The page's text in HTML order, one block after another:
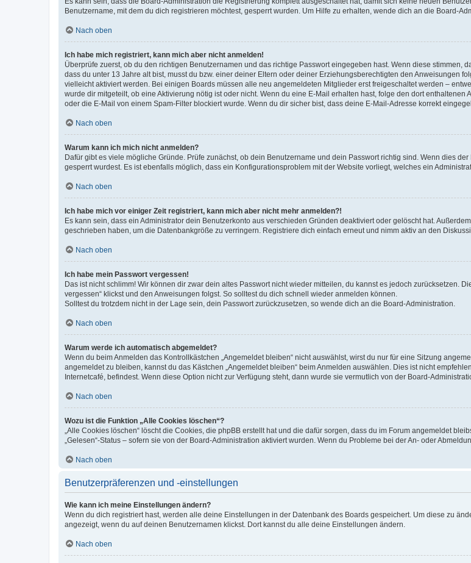
Benutzername, mit dem du dich registrieren möchtest, gesperrt wurden. Um Hilfe zu erhalten, wende dich an die Board-
Nach oben
Ich habe mich registriert, kann mich aber nicht anmelden!
Überprüfe zuerst, ob du den richtigen Benutzernamen und das richtige Passwort eingegeben hast. Wenn diese stimmen,
dass du unter 13 Jahre alt bist, musst du bzw. einer deiner Eltern oder deiner Erziehungsberechtigten den Anweisungen
vielleicht aktiviert werden. Bei einigen Boards müssen alle neu angemeldeten Mitglieder erst freigeschaltet werden –
wurde dir mitgeteilt, ob eine Aktivierung nötig ist oder nicht. Wenn du eine E-Mail erhalten hast, folge den dort
oder die E-Mail von einem Spam-Filter blockiert wurde. Wenn du dir sicher bist, dass deine E-Mail-Adresse korrekt
Nach oben
Warum kann ich mich nicht anmelden?
Dafür gibt es viele mögliche Gründe. Prüfe zunächst, ob dein Benutzername und dein Passwort richtig sind. Wenn dies
gesperrt wurdest. Es ist ebenfalls möglich, dass ein Konfigurationsproblem mit der Website vorliegt, welches ein
Nach oben
Ich habe mich vor einiger Zeit registriert, kann mich aber nicht mehr anmelden?!
Es kann sein, dass ein Administrator dein Benutzerkonto aus verschieden Gründen deaktiviert oder gelöscht hat.
geschrieben haben, um die Datenbankgröße zu verringern. Registriere dich einfach erneut und nimm aktiv an den
Nach oben
Ich habe mein Passwort vergessen!
Das ist nicht schlimm! Wir können dir zwar dein altes Passwort nicht wieder mitteilen, du kannst es jedoch zurücksetzen.
vergessen“ klickst und den Anweisungen folgst. So solltest du dich schnell wieder anmelden können.
Solltest du trotzdem nicht in der Lage sein, dein Passwort zurückzusetzen, so wende dich an die Board-Administration.
Nach oben
Warum werde ich automatisch abgemeldet?
Wenn du beim Anmelden das Kontrollkästchen „Angemeldet bleiben“ nicht auswählst, wirst du nur für eine Sitzung
angemeldet zu bleiben, kannst du das Kästchen „Angemeldet bleiben“ beim Anmelden auswählen. Dies ist nicht
Internetcafé, befindest. Wenn diese Option nicht zur Verfügung steht, dann wurde sie vermutlich von der Board-
Nach oben
Wozu ist die Funktion „Alle Cookies löschen“?
„Alle Cookies löschen“ löscht die Cookies, die phpBB erstellt hat und die dafür sorgen, dass du im Forum angemeldet
„Gelesen“-Status – sofern sie von der Board-Administration aktiviert wurden. Wenn du Probleme bei der An- oder
Nach oben
Benutzerpräferenzen und -einstellungen
Wie kann ich meine Einstellungen ändern?
Wenn du dich registriert hast, werden alle deine Einstellungen in der Datenbank des Boards gespeichert. Um diese zu
angezeigt, wenn du auf deinen Benutzernamen klickst. Dort kannst du alle deine Einstellungen ändern.
Nach oben